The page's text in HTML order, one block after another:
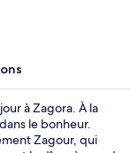
à Zagora. À la
le bonheur.
Zagour, qui